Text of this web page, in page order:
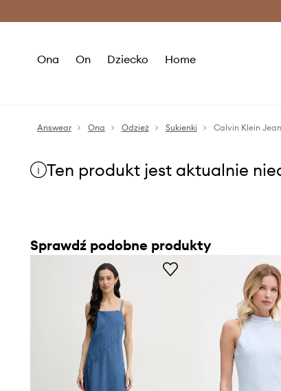
Ona On Dziecko Home
Answear Ona Odzież Sukienki Calvin Klein
Ten produkt jest aktualnie
Sprawdź podobne produkty